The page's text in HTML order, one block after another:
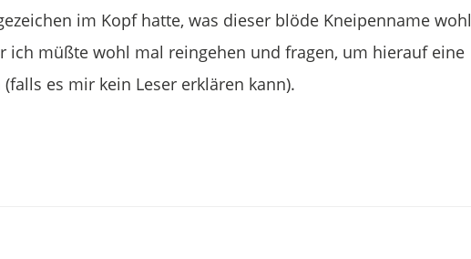
im Kopf hatte, was dieser blöde Kneipenname wohl
ich müßte wohl mal reingehen und fragen, um hierauf eine
es mir kein Leser erklären kann).